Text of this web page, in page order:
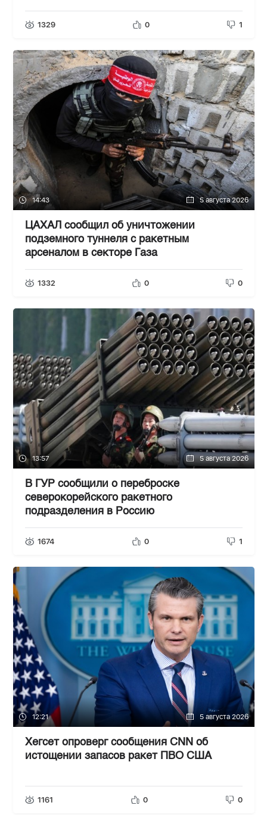
1329 0 1
14:43 5 августа 2026
ЦАХАЛ сообщил об уничтожении
подземного туннеля с ракетным
арсеналом в секторе Газа
1332 0 0
13:57 5 августа 2026
В ГУР сообщили о переброске
северокорейского ракетного
подразделения в Россию
1674 0 1
12:21 5 августа 2026
Хегсет опроверг сообщения CNN об
истощении запасов ракет ПВО США
1161 0 0